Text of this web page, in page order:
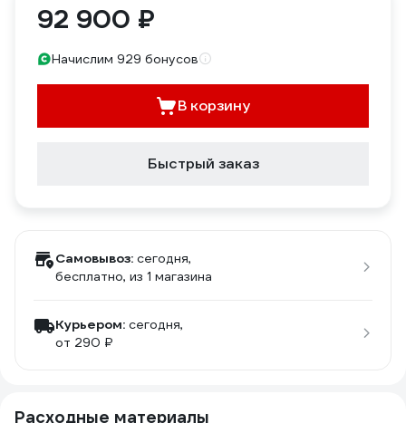
92 900 ₽
Начислим 929 бонусов
В корзину
Быстрый заказ
Самовывоз: сегодня,
бесплатно, из 1 магазина
Курьером: сегодня,
от 290 ₽
Расходные материалы